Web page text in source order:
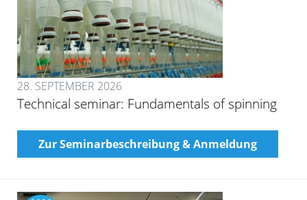
28. SEPTEMBER 2026
Technical seminar: Fundamentals of spinning
Zur Seminarbeschreibung & Anmeldung